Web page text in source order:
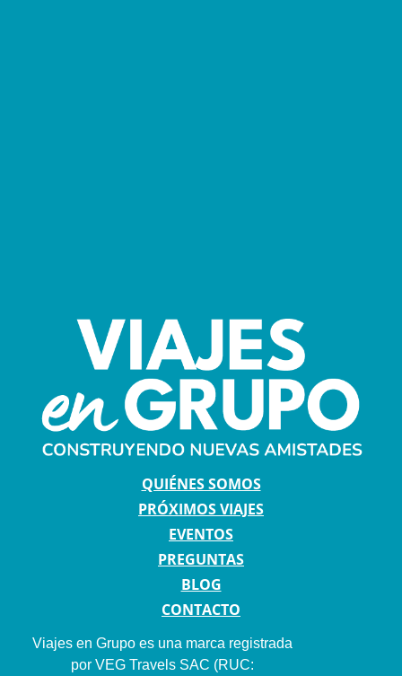
QUIÉNES SOMOS
PRÓXIMOS VIAJES
EVENTOS
PREGUNTAS
BLOG
CONTACTO
Viajes en Grupo es una marca registrada
por VEG Travels SAC (RUC: